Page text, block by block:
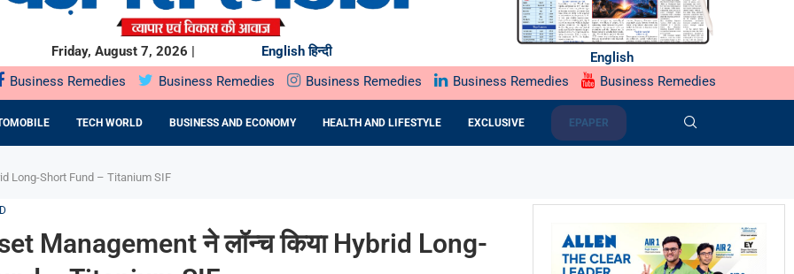
Friday, August 7, 2026 | English हिन्दी
English
Business Remedies Business Remedies Business Remedies Business Remedies Business Remedies
TECH WORLD BUSINESS AND ECONOMY HEALTH AND LIFESTYLE EXCLUSIVE EPAPER
Long-Short Fund – Titanium SIF
Management ने लॉन्च किया Hybrid Long-